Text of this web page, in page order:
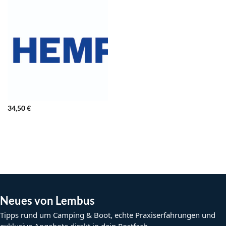
34,50€
Neues von Lembus
Tipps rund um Camping & Boot, echte Praxiserfahrungen und